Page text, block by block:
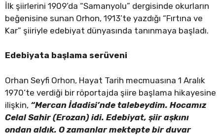
İlk şiirlerini 1909’da “Samanyolu” dergisinde okurların
beğenisine sunan Orhon, 1913’te yazdığı “Fırtına ve
Kar” şiiriyle edebiyat dünyasında tanınmaya başladı.
Edebiyata başlama serüveni
Orhan Seyfi Orhon, Hayat Tarih mecmuasına 1 Aralık
1970’te verdiği bir röportajda şiire başlama hikayesine
ilişkin, “Mercan İdadisi’nde talebeydim. Hocamız
Celal Sahir (Erozan) idi. Edebiyat, şiir aşkını
ondan aldık. O zamanlar mektepte bir duvar